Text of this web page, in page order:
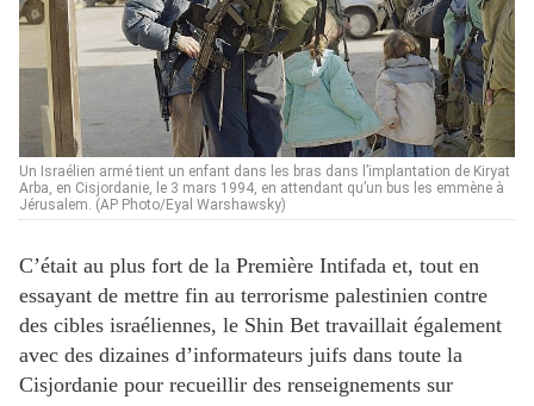
Un Israélien armé tient un enfant dans les bras dans l’implantation de Kiryat
Arba, en Cisjordanie, le 3 mars 1994, en attendant qu’un bus les emmène à
Jérusalem. (AP Photo/Eyal Warshawsky)
C’était au plus fort de la Première Intifada et, tout en
essayant de mettre fin au terrorisme palestinien contre
des cibles israéliennes, le Shin Bet travaillait également
avec des dizaines d’informateurs juifs dans toute la
Cisjordanie pour recueillir des renseignements sur